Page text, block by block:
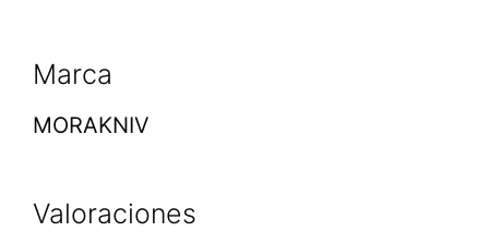
Marca
MORAKNIV
Valoraciones